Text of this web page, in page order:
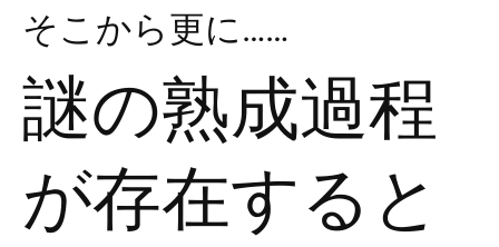
そこから更に……
謎の熟成過程
が存在すると